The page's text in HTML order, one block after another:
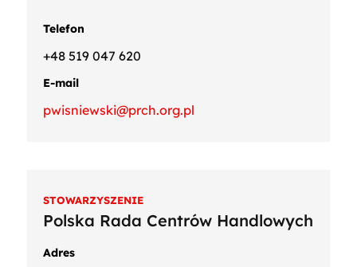
STOWARZYSZENIE
Polska Rada Centrów Handlowych
Adres
Telefon
+48 519 047 620
E-mail
pwisniewski@prch.org.pl